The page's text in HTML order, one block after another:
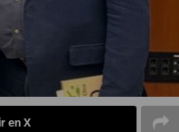
en X